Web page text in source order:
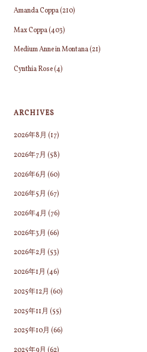
Amanda Coppa(210)
Max Coppa(403)
Medium Anne in Montana(21)
Cynthia Rose(4)
ARCHIVES
2026年8月 (17)
2026年7月 (58)
2026年6月 (60)
2026年5月 (67)
2026年4月 (76)
2026年3月 (66)
2026年2月 (53)
2026年1月 (46)
2025年12月 (60)
2025年11月 (55)
2025年10月 (66)